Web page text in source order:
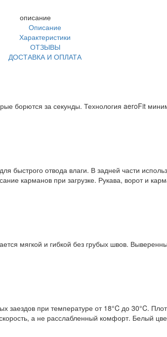
описание
Описание
Характеристики
ОТЗЫВЫ
ДОСТАВКА И ОПЛАТА
борются за секунды. Технология aeroFit
отвода влаги. В задней части
карманов при загрузке. Рукава, ворот и
мягкой и гибкой без грубых швов.
при температуре от 18°C до 30°C.
а не расслабленный комфорт. Белый